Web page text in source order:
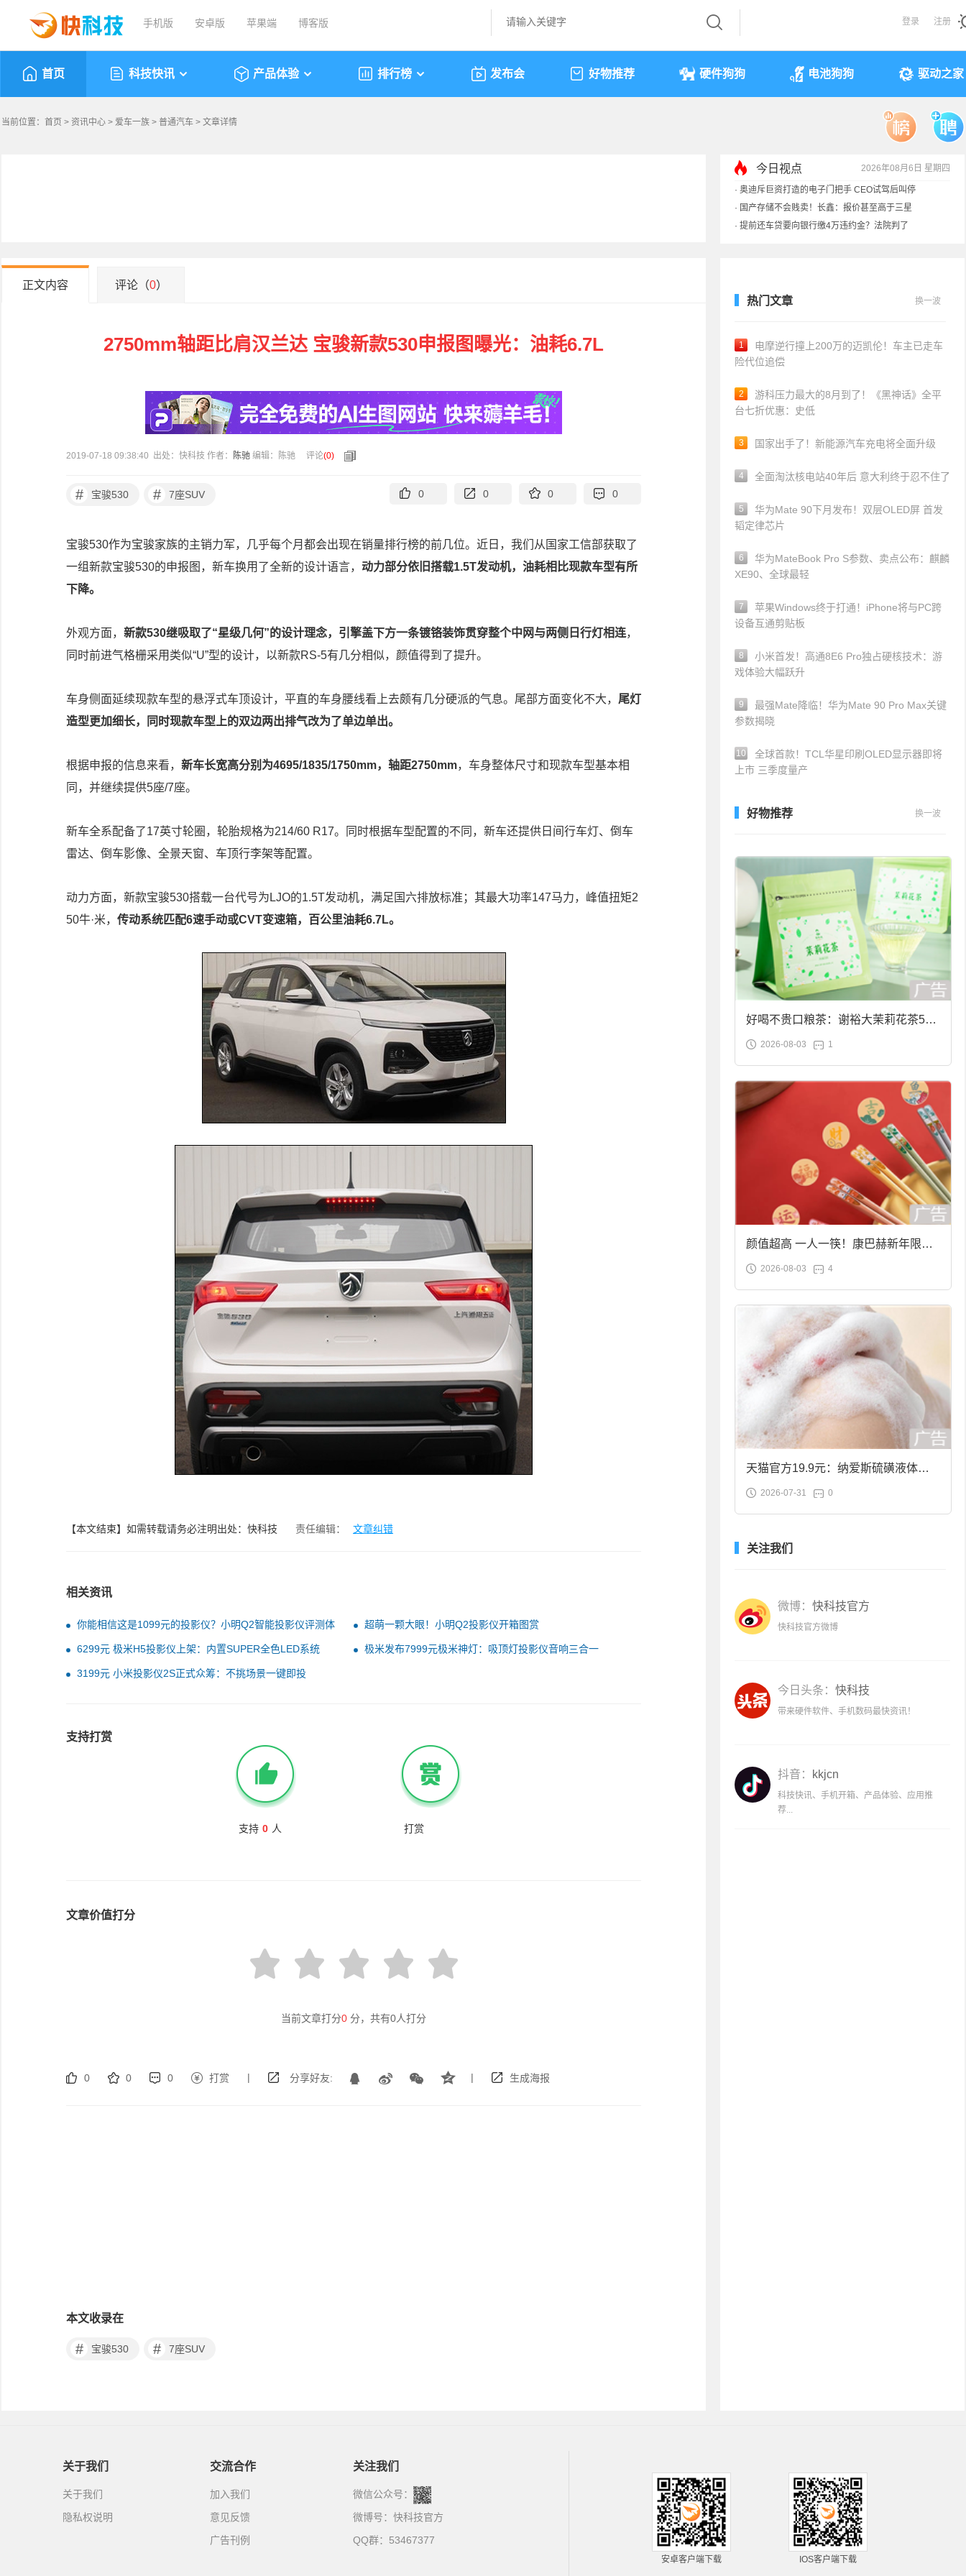
手机版 安卓版 苹果端 博客版 登录 注册
首页 科技快讯 产品体验 排行榜 发布会 好物推荐 硬件狗狗 电池狗狗 驱动之家
当前位置： 首页 > 资讯中心 > 爱车一族 > 普通汽车 > 文章详情
今日视点
2026年08月6日 星期四
· 奥迪斥巨资打造的电子门把手 CEO试驾后叫停
国产存储不会贱卖！长鑫：报价甚至高于三星
提前还车贷要向银行缴4万违约金？法院判了
余承东回应发布会口误：起售价不是2499
正文内容 评论（0）
2750mm轴距比肩汉兰达 宝骏新款530申报图曝光：油耗6.7L
2019-07-18 09:38:40 出处：快科技 作者： 陈驰 编辑：陈驰 评论(0)
# 宝骏530 # 7座SUV 0 0 0 0
宝骏530作为宝骏家族的主销力军，几乎每个月都会出现在销量排行榜的前几位。近日，我们从国家工信部获取了
一组新款宝骏530的申报图，新车换用了全新的设计语言， 动力部分依旧搭载1.5T发动机，油耗相比现款车型有所
下降。
外观方面， 新款530继吸取了“星级几何”的设计理念，引擎盖下方一条镀铬装饰贯穿整个中网与两侧日行灯相连，
同时前进气格栅采用类似“U”型的设计，以新款RS-5有几分相似，颜值得到了提升。
车身侧面延续现款车型的悬浮式车顶设计，平直的车身腰线看上去颇有几分硬派的气息。尾部方面变化不大， 尾灯
造型更加细长，同时现款车型上的双边两出排气改为了单边单出。
根据申报的信息来看， 新车长宽高分别为4695/1835/1750mm，轴距2750mm，车身整体尺寸和现款车型基本相
同，并继续提供5座/7座。
新车全系配备了17英寸轮圈，轮胎规格为214/60 R17。同时根据车型配置的不同，新车还提供日间行车灯、倒车
雷达、倒车影像、全景天窗、车顶行李架等配置。
动力方面，新款宝骏530搭载一台代号为LJO的1.5T发动机，满足国六排放标准；其最大功率147马力，峰值扭矩2
50牛·米， 传动系统匹配6速手动或CVT变速箱，百公里油耗6.7L。
【本文结束】如需转载请务必注明出处：快科技 责任编辑： 文章纠错
相关资讯
你能相信这是1099元的投影仪？小明Q2智能投影仪评测体
超萌一颗大眼！小明Q2投影仪开箱图赏
6299元 极米H5投影仪上架：内置SUPER全色LED系统 极米发布7999元极米神灯：吸顶灯投影仪音响三合一
3199元 小米投影仪2S正式众筹：不挑场景一键即投
支持打赏
支持 0 人 打赏
文章价值打分
当前文章打分0 分，共有0人打分
0 0 0 打赏 | 分享好友: | 生成海报
本文收录在
# 宝骏530 # 7座SUV
热门文章 换一波
1
电摩逆行撞上200万的迈凯伦！车主已走车
险代位追偿
2
游科压力最大的8月到了！《黑神话》全平
台七折优惠：史低
3 国家出手了！新能源汽车充电将全面升级
4 全面淘汰核电站40年后 意大利终于忍不住了
5
华为Mate 90下月发布！双层OLED屏 首发
韬定律芯片
6
华为MateBook Pro S参数、卖点公布：麒麟
XE90、全球最轻
7
苹果Windows终于打通！iPhone将与PC跨
设备互通剪贴板
8
小米首发！高通8E6 Pro独占硬核技术：游
戏体验大幅跃升
9
最强Mate降临！华为Mate 90 Pro Max关键
参数揭晓
10
全球首款！TCL华星印刷OLED显示器即将
上市 三季度量产
好物推荐 换一波
好喝不贵口粮茶：谢裕大茉莉花茶50g
袋装9.9元到手
2026-08-03 1
颜值超高 一人一筷！康巴赫新年限定
合金筷子大促：19.9元
2026-08-03 4
天猫官方19.9元：纳爱斯硫磺液体香
皂2斤大促
2026-07-31 0
关注我们
微博： 快科技官方
快科技官方微博
今日头条： 快科技
带来硬件软件、手机数码最快资讯！
抖音： kkjcn
科技快讯、手机开箱、产品体验、应用推
荐...
关于我们
关于我们
隐私权说明
交流合作
加入我们
意见反馈
广告刊例
关注我们
微信公众号：
微博号： 快科技官方
QQ群：53467377
安卓客户端下载 IOS客户端下载